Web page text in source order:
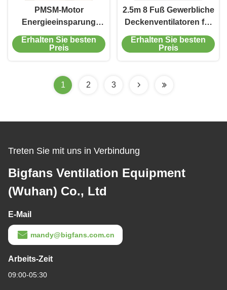
PMSM-Motor
Energieeinsparung
Große industrielle
Deckenventilatoren mit
Erhalten Sie besten
Preis
2.5m 8 Fuß Gewerbliche
Deckenventilatoren für
Fitnessstudios
Verbesserte
Erhalten Sie besten
Preis
1 2 3
Treten Sie mit uns in Verbindung
Bigfans Ventilation Equipment
(Wuhan) Co., Ltd
E-Mail
mandy@bigfans.com.cn
Arbeits-Zeit
09:00-05:30